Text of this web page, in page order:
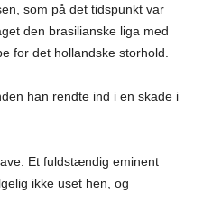
som på det tidspunkt var
den brasilianske liga med
for det hollandske storhold.
han rendte ind i en skade i
Et fuldstændig eminent
ikke uset hen, og